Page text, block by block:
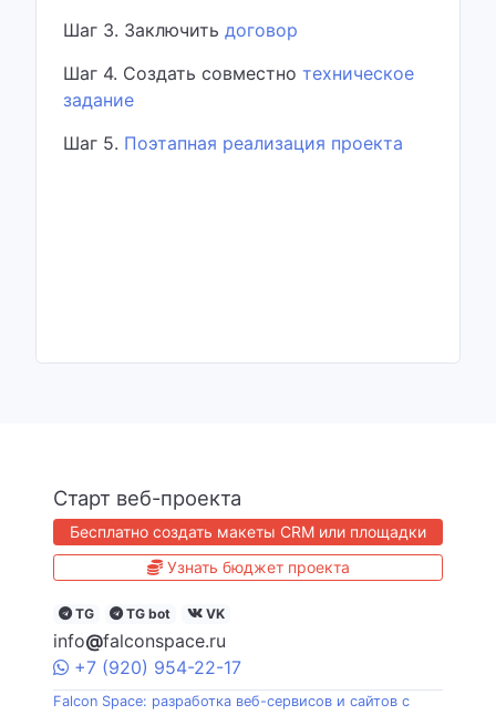
Шаг 3. Заключить договор
Шаг 4. Создать совместно техническое
задание
Шаг 5. Поэтапная реализация проекта
Старт веб-проекта
Бесплатно создать макеты CRM или площадки
Узнать бюджет проекта
TG TG bot VK
info@falconspace.ru
+7 (920) 954-22-17
Falcon Space: разработка веб-сервисов и сайтов с